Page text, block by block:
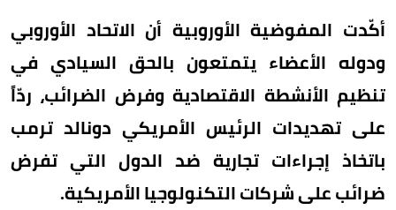
أكّدت المفوضية الأوروبية أن الاتحاد الأوروبي
ودوله الأعضاء يتمتعون بالحق السيادي في
تنظيم الأنشطة الاقتصادية وفرض الضرائب، ردّاً
على تهديدات الرئيس الأمريكي دونالد ترمب
باتخاذ إجراءات تجارية ضد الدول التي تفرض
ضرائب على شركات التكنولوجيا الأمريكية.